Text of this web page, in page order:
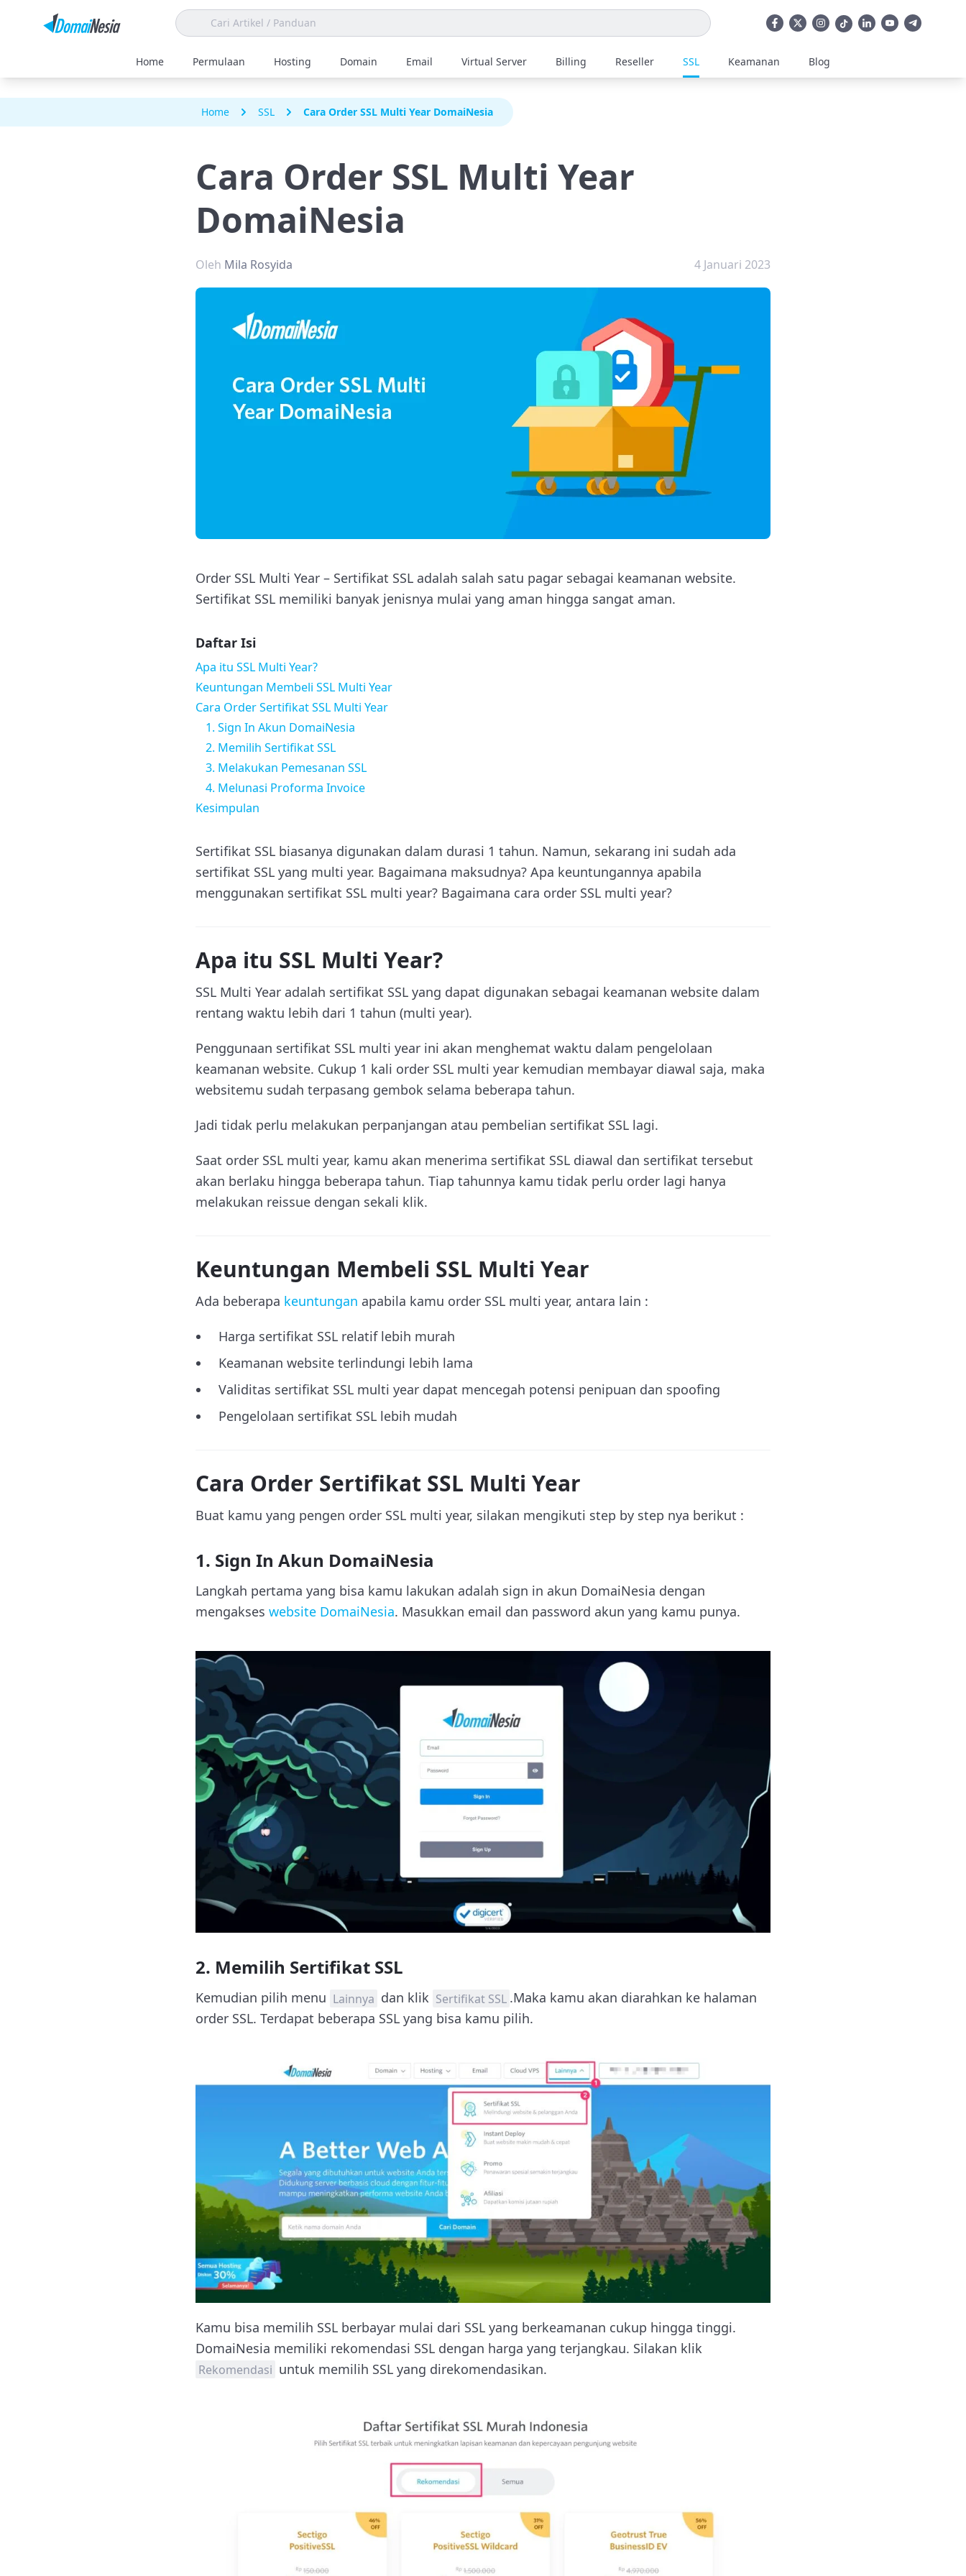
Home Permulaan Hosting Domain Email Virtual Server Billing Reseller SSL Keamanan Blog
Home SSL Cara Order SSL Multi Year DomaiNesia
Cara Order SSL Multi Year
DomaiNesia
Oleh Mila Rosyida 4 Januari 2023
Order SSL Multi Year – Sertifikat SSL adalah salah satu pagar sebagai keamanan website.
Sertifikat SSL memiliki banyak jenisnya mulai yang aman hingga sangat aman.
Daftar Isi
Apa itu SSL Multi Year?
Keuntungan Membeli SSL Multi Year
Cara Order Sertifikat SSL Multi Year
1. Sign In Akun DomaiNesia
2. Memilih Sertifikat SSL
3. Melakukan Pemesanan SSL
4. Melunasi Proforma Invoice
Kesimpulan
Sertifikat SSL biasanya digunakan dalam durasi 1 tahun. Namun, sekarang ini sudah ada
sertifikat SSL yang multi year. Bagaimana maksudnya? Apa keuntungannya apabila
menggunakan sertifikat SSL multi year? Bagaimana cara order SSL multi year?
Apa itu SSL Multi Year?
SSL Multi Year adalah sertifikat SSL yang dapat digunakan sebagai keamanan website dalam
rentang waktu lebih dari 1 tahun (multi year).
Penggunaan sertifikat SSL multi year ini akan menghemat waktu dalam pengelolaan
keamanan website. Cukup 1 kali order SSL multi year kemudian membayar diawal saja, maka
websitemu sudah terpasang gembok selama beberapa tahun.
Jadi tidak perlu melakukan perpanjangan atau pembelian sertifikat SSL lagi.
Saat order SSL multi year, kamu akan menerima sertifikat SSL diawal dan sertifikat tersebut
akan berlaku hingga beberapa tahun. Tiap tahunnya kamu tidak perlu order lagi hanya
melakukan reissue dengan sekali klik.
Keuntungan Membeli SSL Multi Year
Ada beberapa keuntungan apabila kamu order SSL multi year, antara lain :
Harga sertifikat SSL relatif lebih murah
Keamanan website terlindungi lebih lama
Validitas sertifikat SSL multi year dapat mencegah potensi penipuan dan spoofing
Pengelolaan sertifikat SSL lebih mudah
Cara Order Sertifikat SSL Multi Year
Buat kamu yang pengen order SSL multi year, silakan mengikuti step by step nya berikut :
1. Sign In Akun DomaiNesia
Langkah pertama yang bisa kamu lakukan adalah sign in akun DomaiNesia dengan
mengakses website DomaiNesia. Masukkan email dan password akun yang kamu punya.
2. Memilih Sertifikat SSL
Kemudian pilih menu Lainnya dan klik Sertifikat SSL .Maka kamu akan diarahkan ke halaman
order SSL. Terdapat beberapa SSL yang bisa kamu pilih.
Kamu bisa memilih SSL berbayar mulai dari SSL yang berkeamanan cukup hingga tinggi.
DomaiNesia memiliki rekomendasi SSL dengan harga yang terjangkau. Silakan klik
Rekomendasi untuk memilih SSL yang direkomendasikan.